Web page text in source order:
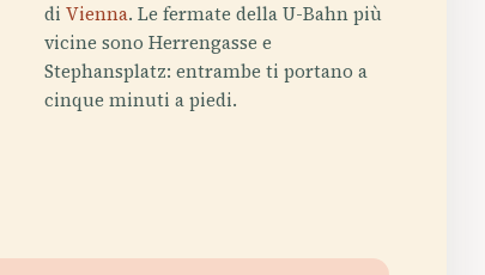
di Vienna. Le fermate della U-Bahn più
vicine sono Herrengasse e
Stephansplatz: entrambe ti portano a
cinque minuti a piedi.